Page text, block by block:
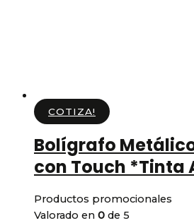
COTIZA!
Bolígrafo
con Touch *Tinta
Productos promocionales
Valorado en 0 de 5